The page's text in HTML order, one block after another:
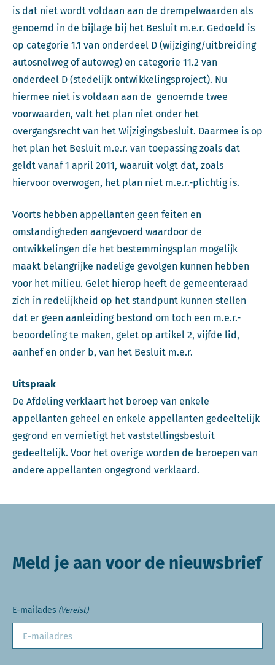
is dat niet wordt voldaan aan de drempelwaarden als
genoemd in de bijlage bij het Besluit m.e.r. Gedoeld is
op categorie 1.1 van onderdeel D (wijziging/uitbreiding
autosnelweg of autoweg) en categorie 11.2 van
onderdeel D (stedelijk ontwikkelingsproject). Nu
hiermee niet is voldaan aan de genoemde twee
voorwaarden, valt het plan niet onder het
overgangsrecht van het Wijzigingsbesluit. Daarmee is op
het plan het Besluit m.e.r. van toepassing zoals dat
geldt vanaf 1 april 2011, waaruit volgt dat, zoals
hiervoor overwogen, het plan niet m.e.r.-plichtig is.
Voorts hebben appellanten geen feiten en
omstandigheden aangevoerd waardoor de
ontwikkelingen die het bestemmingsplan mogelijk
maakt belangrijke nadelige gevolgen kunnen hebben
voor het milieu. Gelet hierop heeft de gemeenteraad
zich in redelijkheid op het standpunt kunnen stellen
dat er geen aanleiding bestond om toch een m.e.r.-
beoordeling te maken, gelet op artikel 2, vijfde lid,
aanhef en onder b, van het Besluit m.e.r.
Uitspraak
De Afdeling verklaart het beroep van enkele
appellanten geheel en enkele appellanten gedeeltelijk
gegrond en vernietigt het vaststellingsbesluit
gedeeltelijk. Voor het overige worden de beroepen van
andere appellanten ongegrond verklaard.
Meld je aan voor de nieuwsbrief
E-mailades (Vereist)